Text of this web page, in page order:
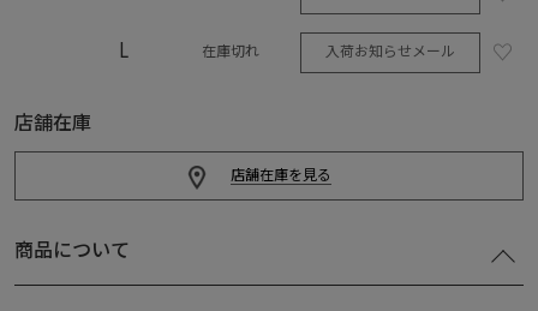
L 在庫切れ 入荷お知らせメール
店舗在庫
店舗在庫を見る
商品について